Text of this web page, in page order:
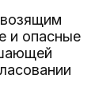
и опасные